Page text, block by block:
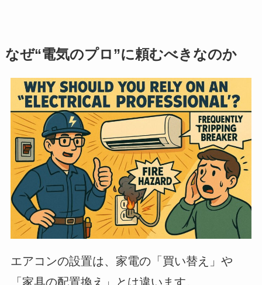
なぜ“電気のプロ”に頼むべきなのか
エアコンの設置は、家電の「買い替え」や
「家具の配置換え」とは違います。